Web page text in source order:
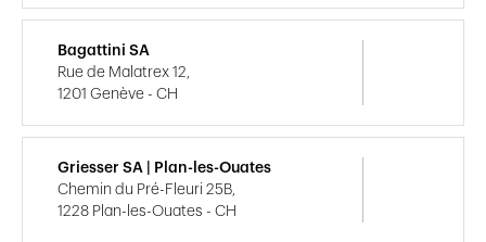
Bagattini SA
Rue de Malatrex 12,
1201 Genève - CH
Griesser SA | Plan-les-Ouates
Chemin du Pré-Fleuri 25B,
1228 Plan-les-Ouates - CH